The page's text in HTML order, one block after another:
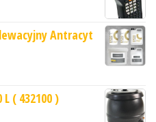
Antracyt
( 432100 )